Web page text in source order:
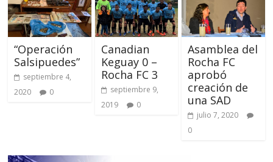
“Operación
Salsipuedes”
septiembre 4,
2020
0
Canadian
Keguay 0 –
Rocha FC 3
septiembre 9,
2019
0
Asamblea del
Rocha FC
aprobó
creación de
una SAD
julio 7, 2020
0